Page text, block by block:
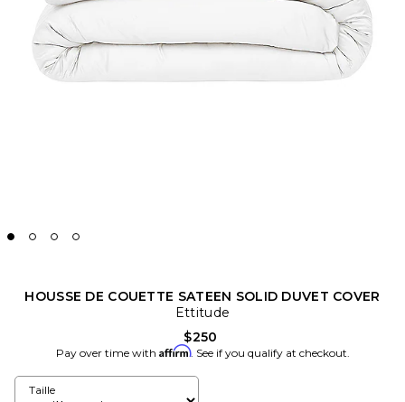
HOUSSE DE COUETTE SATEEN SOLID DUVET COVER
Ettitude
$250
Pay over time with Affirm. See if you qualify at checkout.
Taille